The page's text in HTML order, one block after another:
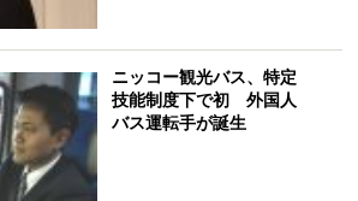
ニッコー観光バス、特定
技能制度下で初 外国人
バス運転手が誕生